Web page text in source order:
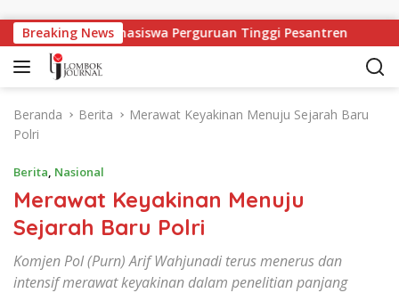
Breaking News
Bagi Mahasiswa Perguruan Tinggi Pesantren
Beranda Berita
Merawat Keyakinan Menuju Sejarah Baru
Polri
Berita, Nasional
Merawat Keyakinan Menuju
Sejarah Baru Polri
Komjen Pol (Purn) Arif Wahjunadi terus menerus dan
intensif merawat keyakinan dalam penelitian panjang